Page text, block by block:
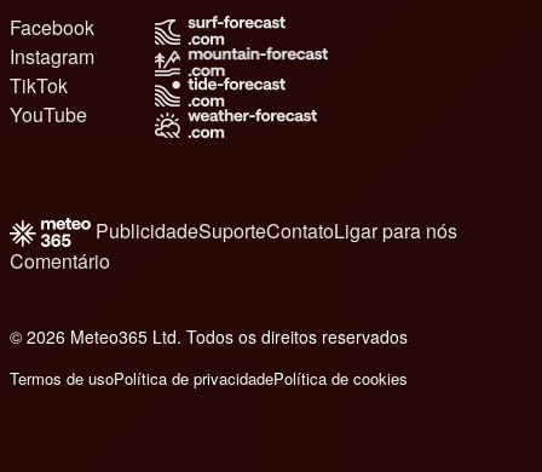
Facebook
Instagram
TikTok
YouTube
PublicidadeSuporteContatoLigar para nós
Comentário
© 2026 Meteo365 Ltd. Todos os direitos reservados
Termos de usoPolítica de privacidadePolítica de cookies